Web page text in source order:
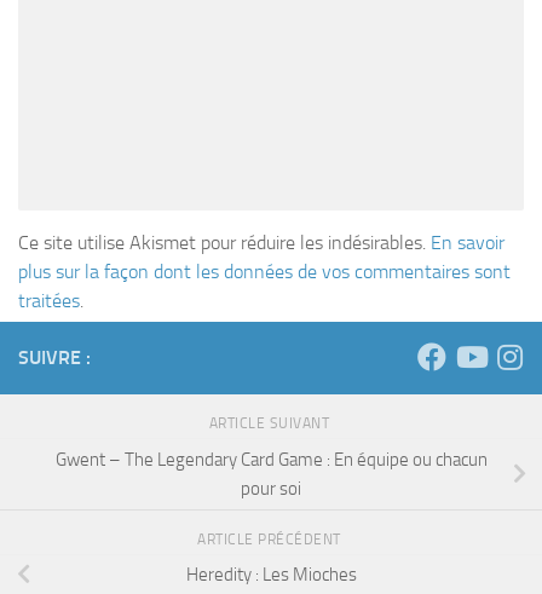
Ce site utilise Akismet pour réduire les indésirables. En savoir
plus sur la façon dont les données de vos commentaires sont
traitées.
SUIVRE :
ARTICLE SUIVANT
Gwent – The Legendary Card Game : En équipe ou chacun
pour soi
ARTICLE PRÉCÉDENT
Heredity : Les Mioches